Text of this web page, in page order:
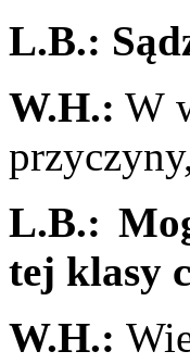
L.B.:
W.H.: W
L.B.:
tej klasy
W.H.: